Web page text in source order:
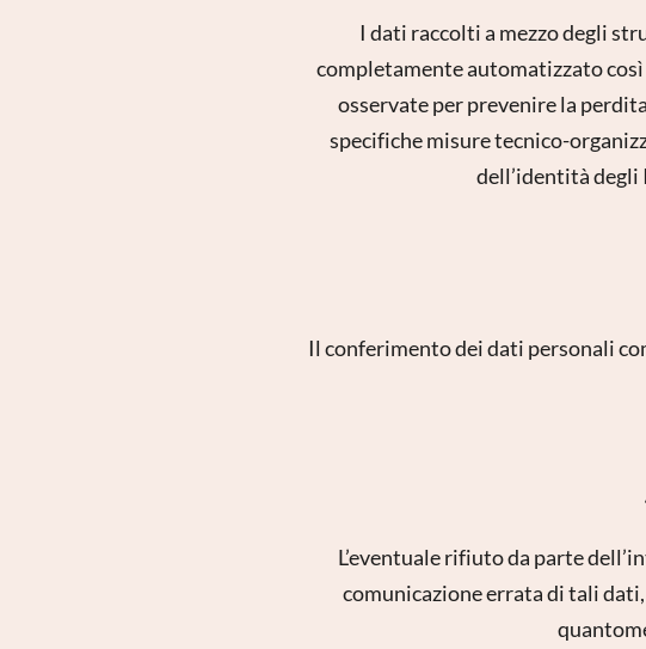
I dati raccolti a mezzo degli
completamente automatizzato così
osservate per prevenire la
specifiche misure tecnico-
dell’identità degli
Il conferimento dei dati personali
L’eventuale rifiuto da parte
comunicazione errata di tali
Inscription à
E-mail*